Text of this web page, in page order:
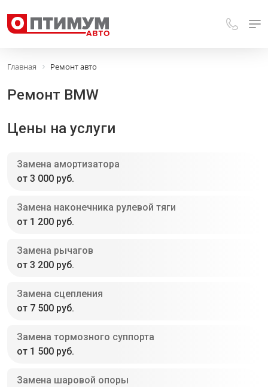
Главная Ремонт авто
Ремонт BMW
Цены на услуги
Замена амортизатора
от 3 000 руб.
Замена наконечника рулевой тяги
от 1 200 руб.
Замена рычагов
от 3 200 руб.
Замена сцепления
от 7 500 руб.
Замена тормозного суппорта
от 1 500 руб.
Замена шаровой опоры